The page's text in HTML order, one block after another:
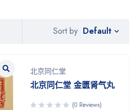
Sort by Default
北京同仁堂
北京同仁堂 金匮肾气丸
(0 Reviews)